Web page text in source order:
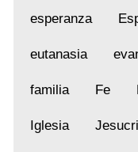
esperanza
eutanasia
familia Fe
Iglesia